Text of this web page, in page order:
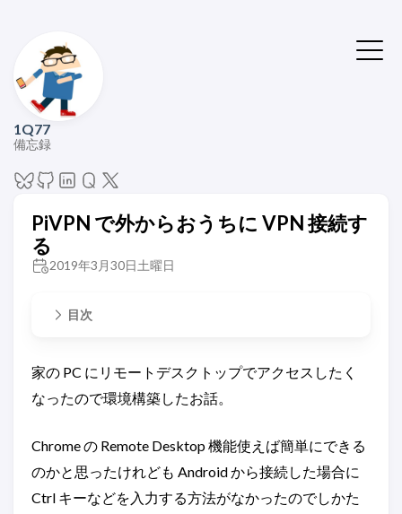
1Q77
備忘録
PiVPN で外からおうちに VPN 接続す
る
2019年3月30日土曜日
目次
家の PC にリモートデスクトップでアクセスしたく
なったので環境構築したお話。
Chrome の Remote Desktop 機能使えば簡単にできる
のかと思ったけれども Android から接続した場合に
Ctrl キーなどを入力する方法がなかったのでしかた